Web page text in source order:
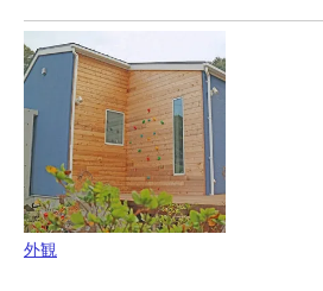
外観